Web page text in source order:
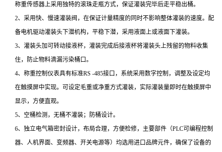
称重传感器上采用独特的滚珠走瓶方式，保证灌装完毕后走平稳出桶。
2、采用快、慢速灌装阀，在保证计量精度的同时不影响整体灌装的速度。配
备电机驱动灌装头下潜机构，平稳下潜，采用液面上或液面下灌装。
3、灌装头加可转动接液杯，灌装完成后接液杯将灌装头上残留的物料收集
住，防止物料滴漏污染桶口。
4、称重控制仪表具有标准RS -485接口，系统采用数字控制，调整及设定均
在触摸屏中实现。可设定毛重或净重方式灌装，实际灌装量即时在触摸屏中
显示，方便直观。
5、空桶检测，无桶不灌装；防桶设计。
6、独立电气箱密封设计，布局合理，方便检修，主要部件（PLC可编程控制
器、人机界面、变频器、开关电源等）均选用进口品牌元件，确保了设备的